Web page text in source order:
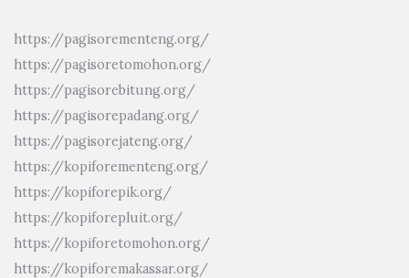
https://pagisorementeng.org/
https://pagisoretomohon.org/
https://pagisorebitung.org/
https://pagisorepadang.org/
https://pagisorejateng.org/
https://kopiforementeng.org/
https://kopiforepik.org/
https://kopiforepluit.org/
https://kopiforetomohon.org/
https://kopiforemakassar.org/